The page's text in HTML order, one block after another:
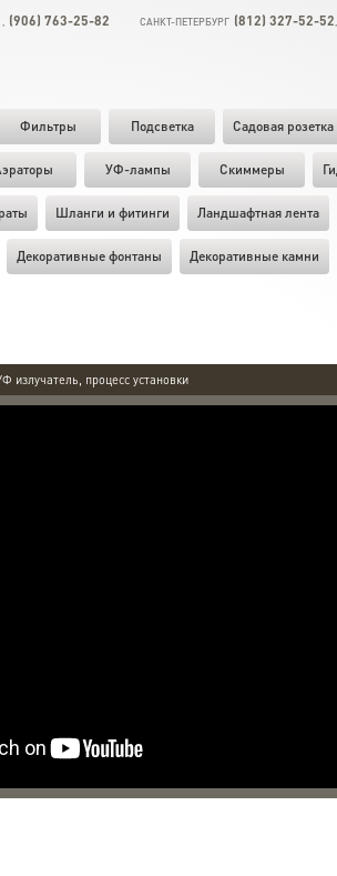
(906) 763-25-82 САНКТ-ПЕТЕРБУРГ (812) 327-52-52
Фильтры Подсветка Садовая розетка
УФ-лампы Скиммеры
Шланги и фитинги Ландшафтная лента
Декоративные фонтаны Декоративные камни
излучатель, процесс установки